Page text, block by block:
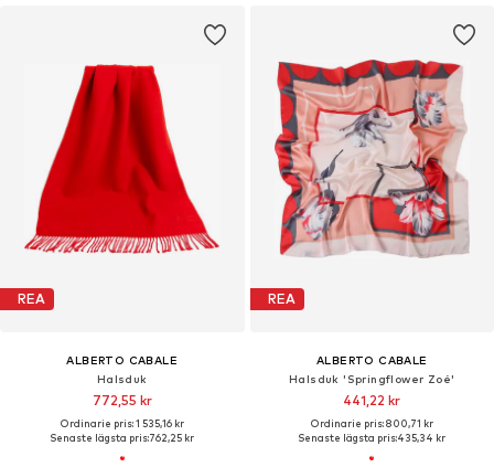
REA
ALBERTO CABALE
Halsduk
772,55 kr
Ordinarie pris: 1 535,16 kr
Senaste lägsta pris:762,25 kr
REA
ALBERTO CABALE
Halsduk 'Springflower Zoé'
441,22 kr
Ordinarie pris: 800,71 kr
Senaste lägsta pris:435,34 kr